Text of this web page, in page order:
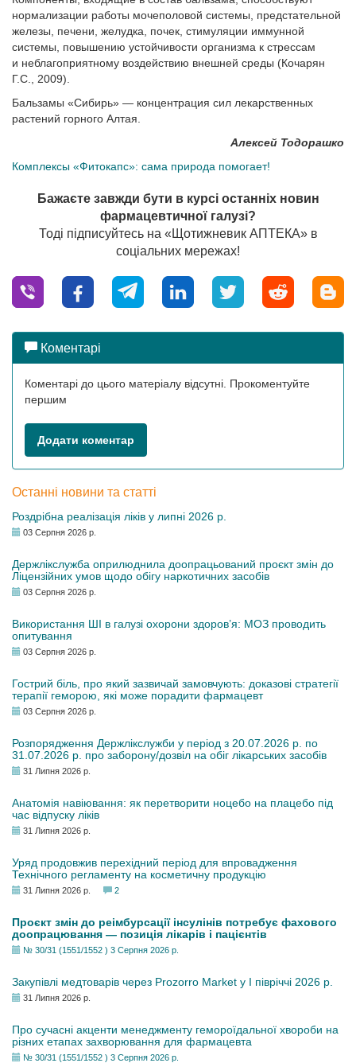
нормализации работы мочеполовой системы, предстательной
железы, печени, желудка, почек, стимуляции иммунной
системы, повышению устойчивости организма к стрессам
и неблагоприятному воздействию внешней среды (Кочарян
Г.С., 2009).
Бальзамы «Сибирь» — концентрация сил лекарственных
растений горного Алтая.
Алексей Тодорашко
Комплексы «Фитокапс»: сама природа помогает!
Бажаєте завжди бути в курсі останніх новин
фармацевтичної галузі?
Тоді підписуйтесь на «Щотижневик АПТЕКА» в
соціальних мережах!
Коментарі
Коментарі до цього матеріалу відсутні. Прокоментуйте
першим
Додати коментар
Останні новини та статті
Роздрібна реалізація ліків у липні 2026 р.
03 Серпня 2026 р.
Держлікслужба оприлюднила доопрацьований проєкт змін до
Ліцензійних умов щодо обігу наркотичних засобів
03 Серпня 2026 р.
Використання ШІ в галузі охорони здоров’я: МОЗ проводить
опитування
03 Серпня 2026 р.
Гострий біль, про який зазвичай замовчують: доказові стратегії
терапії геморою, які може порадити фармацевт
03 Серпня 2026 р.
Розпорядження Держлікслужби у період з 20.07.2026 р. по
31.07.2026 р. про заборону/дозвіл на обіг лікарських засобів
31 Липня 2026 р.
Анатомія навіювання: як перетворити ноцебо на плацебо під
час відпуску ліків
31 Липня 2026 р.
Уряд продовжив перехідний період для впровадження
Технічного регламенту на косметичну продукцію
31 Липня 2026 р. 2
Проєкт змін до реімбурсації інсулінів потребує фахового
доопрацювання — позиція лікарів і пацієнтів
№ 30/31 (1551/1552 ) 3 Серпня 2026 р.
Закупівлі медтоварів через Prozorro Market у I півріччі 2026 р.
31 Липня 2026 р.
Про сучасні акценти менеджменту гемороїдальної хвороби на
різних етапах захворювання для фармацевта
№ 30/31 (1551/1552 ) 3 Серпня 2026 р.